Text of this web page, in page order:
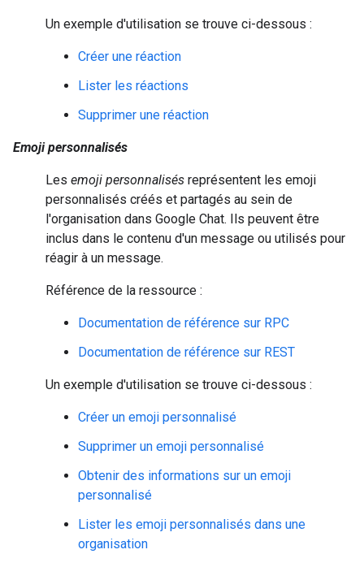
Un exemple d'utilisation se trouve ci-dessous :
Créer une réaction
Lister les réactions
Supprimer une réaction
Emoji personnalisés
Les emoji personnalisés représentent les emoji
personnalisés créés et partagés au sein de
l'organisation dans Google Chat. Ils peuvent être
inclus dans le contenu d'un message ou utilisés pour
réagir à un message.
Référence de la ressource :
Documentation de référence sur RPC
Documentation de référence sur REST
Un exemple d'utilisation se trouve ci-dessous :
Créer un emoji personnalisé
Supprimer un emoji personnalisé
Obtenir des informations sur un emoji
personnalisé
Lister les emoji personnalisés dans une
organisation